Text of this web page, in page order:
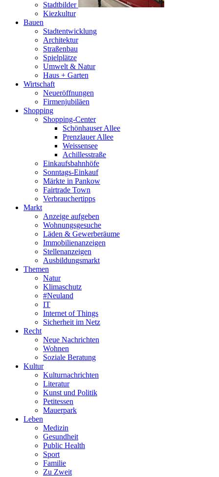
Stadtbilder
Kiezkultur
Bauen
Stadtentwicklung
Architektur
Straßenbau
Spielplätze
Umwelt & Natur
Haus + Garten
Wirtschaft
Neueröffnungen
Firmenjubiläen
Shopping
Shopping-Center
Schönhauser Allee
Prenzlauer Allee
Weissensee
Achillesstraße
Einkaufsbahnhöfe
Sonntags-Einkauf
Märkte in Pankow
Fairtrade Town
Verbrauchertipps
Markt
Anzeige aufgeben
Wohnungsgesuche
Läden & Gewerberäume
Immobilienanzeigen
Stellenanzeigen
Ausbildungsmarkt
Themen
Natur
Klimaschutz
#Neuland
IT
Internet of Things
Sicherheit im Netz
Recht
Neue Nachrichten
Wohnen
Soziale Beratung
Kultur
Kulturnachrichten
Literatur
Kunst und Politik
Petitessen
Mauerpark
Leben
Medizin
Gesundheit
Public Health
Sport
Familie
Zu Zweit